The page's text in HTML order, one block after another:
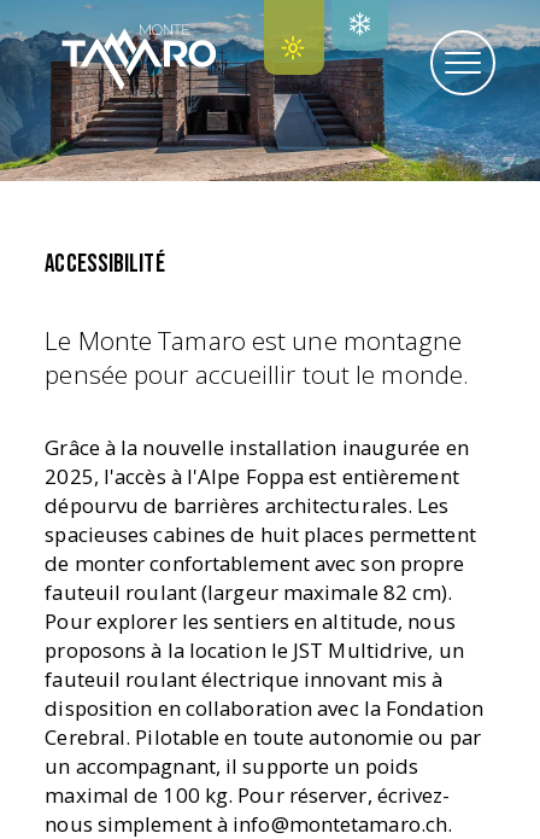
ACCESSIBILITÉ
Le Monte Tamaro est une montagne
pensée pour accueillir tout le monde.
Grâce à la nouvelle installation inaugurée en
2025, l'accès à l'Alpe Foppa est entièrement
dépourvu de barrières architecturales. Les
spacieuses cabines de huit places permettent
de monter confortablement avec son propre
fauteuil roulant (largeur maximale 82 cm).
Pour explorer les sentiers en altitude, nous
proposons à la location le JST Multidrive, un
fauteuil roulant électrique innovant mis à
disposition en collaboration avec la Fondation
Cerebral. Pilotable en toute autonomie ou par
un accompagnant, il supporte un poids
maximal de 100 kg. Pour réserver, écrivez-
nous simplement à info@montetamaro.ch.